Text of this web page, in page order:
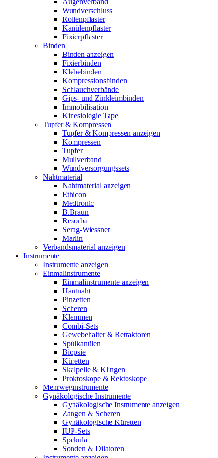
Wundverschluss
Rollenpflaster
Kanülenpflaster
Fixierpflaster
Binden
Binden anzeigen
Fixierbinden
Klebebinden
Kompressionsbinden
Schlauchverbände
Gips- und Zinkleimbinden
Immobilisation
Kinesiologie Tape
Tupfer & Kompressen
Tupfer & Kompressen anzeigen
Kompressen
Tupfer
Mullverband
Wundversorgungssets
Nahtmaterial
Nahtmaterial anzeigen
Ethicon
Medtronic
B.Braun
Resorba
Serag-Wiessner
Marlin
Verbandsmaterial anzeigen
Instrumente
Instrumente anzeigen
Einmalinstrumente
Einmalinstrumente anzeigen
Hautnaht
Pinzetten
Scheren
Klemmen
Combi-Sets
Gewebehalter & Retraktoren
Spülkanülen
Biopsie
Küretten
Skalpelle & Klingen
Proktoskope & Rektoskope
Mehrweginstrumente
Gynäkologische Instrumente
Gynäkologische Instrumente anzeigen
Zangen & Scheren
Gynäkologische Küretten
IUP-Sets
Spekula
Sonden & Dilatoren